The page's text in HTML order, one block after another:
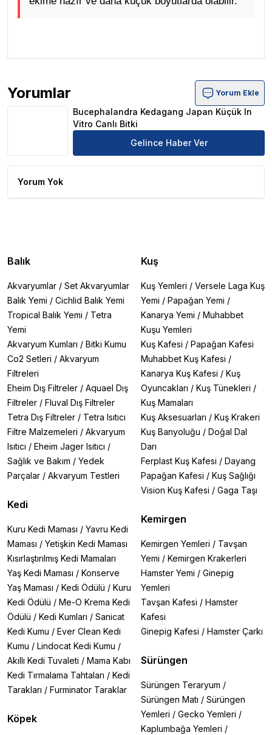
Yorumlar
Bucephalandra Kedagang Japan Küçük In Vitro Canlı
Yorum Ekle
Bucephalandra Kedagang Japan Küçük In
Vitro Canlı Bitki
Gelince Haber Ver
Yorum Yok
Balık
Akvaryumlar / Set Akvaryumlar
Balık Yemi / Cichlid Balık Yemi
Tropical Balık Yemi / Tetra
Yemi
Akvaryum Kumları / Bitki Kumu
Co2 Setleri / Akvaryum
Filtreleri
Eheim Dış Filtreler / Aquael Dış
Filtreler / Fluval Dış Filtreler
Tetra Dış Filtreler / Tetra Isıtıcı
Filtre Malzemeleri / Akvaryum
Isıtıcı / Eheim Jager Isıtıcı /
Sağlık ve Bakım / Yedek
Parçalar / Akvaryum Testleri
Kedi
Kuru Kedi Maması / Yavru Kedi
Maması / Yetişkin Kedi Maması
Kısırlaştırılmış Kedi Mamaları
Yaş Kedi Maması / Konserve
Yaş Maması / Kedi Ödülü / Kuru
Kedi Ödülü / Me-O Krema Kedi
Ödülü / Kedi Kumları / Sanicat
Kedi Kumu / Ever Clean Kedi
Kumu / Lindocat Kedi Kumu /
Akıllı Kedi Tuvaleti / Mama Kabı
Kedi Tırmalama Tahtaları / Kedi
Tarakları / Furminator Taraklar
Köpek
Kuş
Kuş Yemleri / Versele Laga Kuş
Yemi / Papağan Yemi /
Kanarya Yemi / Muhabbet
Kuşu Yemleri
Kuş Kafesi / Papağan Kafesi
Muhabbet Kuş Kafesi /
Kanarya Kuş Kafesi / Kuş
Oyuncakları / Kuş Tünekleri /
Kuş Mamaları
Kuş Aksesuarları / Kuş Krakeri
Kuş Banyoluğu / Doğal Dal
Darı
Ferplast Kuş Kafesi / Dayang
Papağan Kafesi / Kuş Sağlığı
Vision Kuş Kafesi / Gaga Taşı
Kemirgen
Kemirgen Yemleri / Tavşan
Yemi / Kemirgen Krakerleri
Hamster Yemi / Ginepig
Yemleri
Tavşan Kafesi / Hamster
Kafesi
Ginepig Kafesi / Hamster Çarkı
Sürüngen
Sürüngen Teraryum /
Sürüngen Matı / Sürüngen
Yemleri / Gecko Yemleri /
Kaplumbağa Yemleri /